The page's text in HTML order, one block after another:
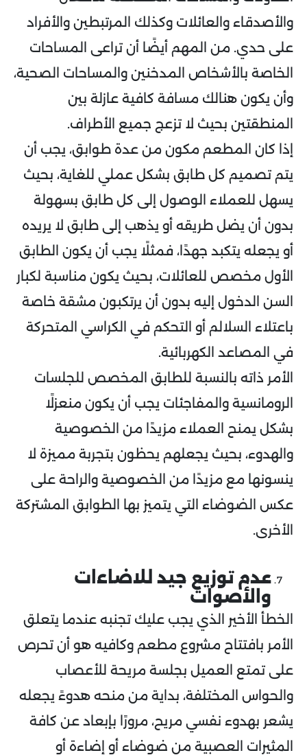
والأصدقاء والعائلات وكذلك المرتبطين والأفراد
على حدي. من المهم أيضًا أن تراعى المساحات
الخاصة بالأشخاص المدخنين والمساحات الصحية،
وأن يكون هنالك مسافة كافية عازلة بين
المنطقتين بحيث لا تزعج جميع الأطراف.
إذا كان المطعم مكون من عدة طوابق، يجب أن
يتم تصميم كل طابق بشكل عملي للغاية، بحيث
يسهل للعملاء الوصول إلى كل طابق بسهولة
بدون أن يضل طريقه أو يذهب إلى طابق لا يريده
أو يجعله يتكبد جهدًا، فمثلًا يجب أن يكون الطابق
الأول مخصص للعائلات، بحيث يكون مناسبة لكبار
السن الدخول إليه بدون أن يرتكبون مشقة خاصة
باعتلاء السلالم أو التحكم في الكراسي المتحركة
في المصاعد الكهربائية.
الأمر ذاته بالنسبة للطابق المخصص للجلسات
الرومانسية والمفاجئات يجب أن يكون منعزلًا
بشكل يمنح العملاء مزيدًا من الخصوصية
والهدوء، بحيث يجعلهم يحظون بتجربة مميزة لا
ينسونها مع مزيدًا من الخصوصية والراحة على
عكس الضوضاء التي يتميز بها الطوابق المشتركة
الأخرى.
عدم توزيع جيد للاضاءات
والأصوات
الخطأ الأخير الذي يجب عليك تجنبه عندما يتعلق
الأمر بافتتاح مشروع مطعم وكافيه هو أن تحرص
على تمتع العميل بجلسة مريحة للأعصاب
والحواس المختلفة، بداية من منحه هدوءً يجعله
يشعر بهدوء نفسي مريح، مرورًا بإبعاد عن كافة
المثيرات العصبية من ضوضاء أو إضاءة أو